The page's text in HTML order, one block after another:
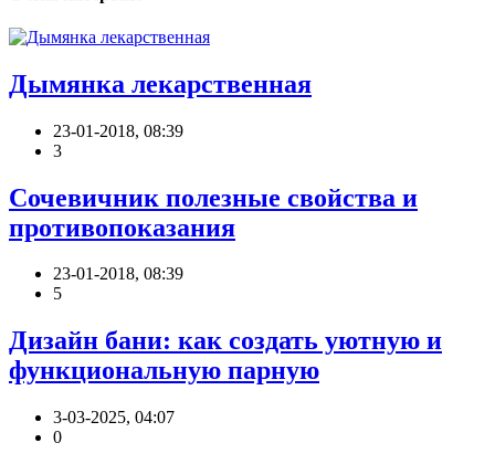
Дымянка лекарственная
23-01-2018, 08:39
3
Сочевичник полезные свойства и
противопоказания
23-01-2018, 08:39
5
Дизайн бани: как создать уютную и
функциональную парную
3-03-2025, 04:07
0